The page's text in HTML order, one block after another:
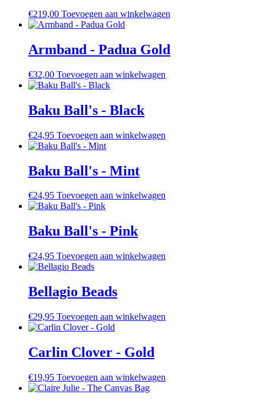
€219,00 Toevoegen aan winkelwagen
Armband - Padua Gold
€32,00 Toevoegen aan winkelwagen
Baku Ball's - Black
€24,95 Toevoegen aan winkelwagen
Baku Ball's - Mint
€24,95 Toevoegen aan winkelwagen
Baku Ball's - Pink
€24,95 Toevoegen aan winkelwagen
Bellagio Beads
€29,95 Toevoegen aan winkelwagen
Carlin Clover - Gold
€19,95 Toevoegen aan winkelwagen